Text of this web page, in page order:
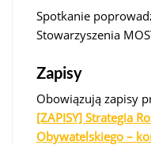
Spotkanie
Stowarzyszenia
Zapisy
Obowiązują zapisy
[ZAPISY] Strategia
Obywatelskiego –